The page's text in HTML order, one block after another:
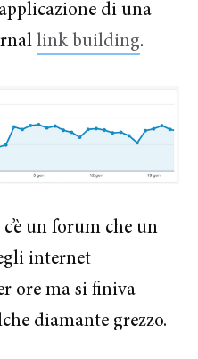
di una
link building.
un forum che un
internet
ore ma si finiva
diamante grezzo.